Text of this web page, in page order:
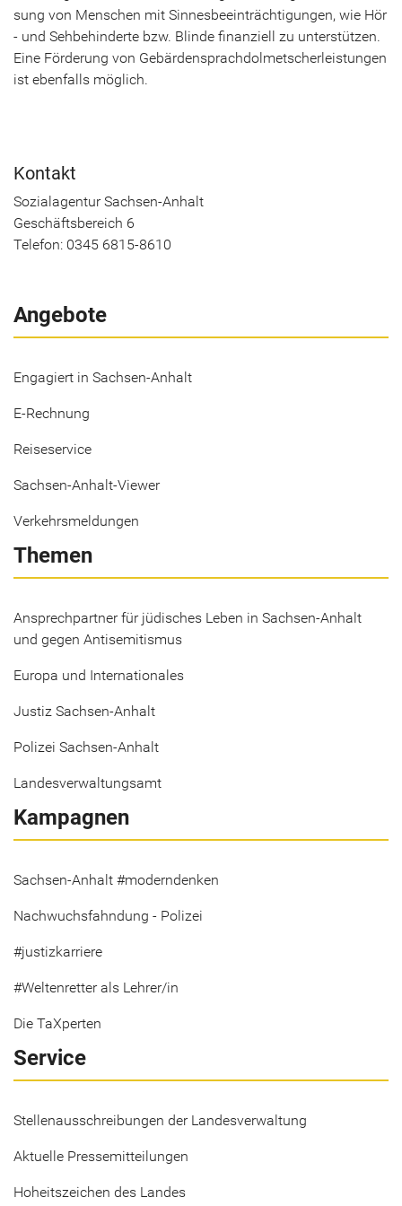
sung von Men­schen mit Sin­nes­be­ein­träch­ti­gun­gen, wie Hör
- und Seh­be­hin­der­te bzw. Blin­de fi­nan­zi­ell zu un­ter­stüt­zen.
Eine För­de­rung von Ge­bär­den­sprach­dol­met­scher­leis­tun­gen
ist eben­falls mög­lich.
Kon­takt
So­zi­al­agen­tur Sachsen-​Anhalt
Ge­schäfts­be­reich 6
Te­le­fon: 0345 6815-8610
Angebote
Engagiert in Sachsen-Anhalt
E-Rechnung
Reiseservice
Sachsen-Anhalt-Viewer
Verkehrsmeldungen
Themen
Ansprechpartner für jüdisches Leben in Sachsen-Anhalt
und gegen Antisemitismus
Europa und Internationales
Justiz Sachsen-Anhalt
Polizei Sachsen-Anhalt
Landesverwaltungsamt
Kampagnen
Sachsen-Anhalt #moderndenken
Nachwuchsfahndung - Polizei
#justizkarriere
#Weltenretter als Lehrer/in
Die TaXperten
Service
Stellenausschreibungen der Landesverwaltung
Aktuelle Pressemitteilungen
Hoheitszeichen des Landes